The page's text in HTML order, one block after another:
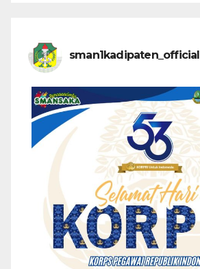
sman1kadipaten_official